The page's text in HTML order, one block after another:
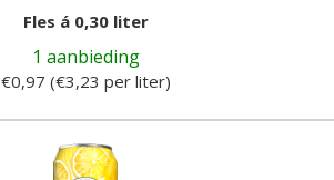
Fles á 0,30 liter
1 aanbieding
€0,97 (€3,23 per liter)